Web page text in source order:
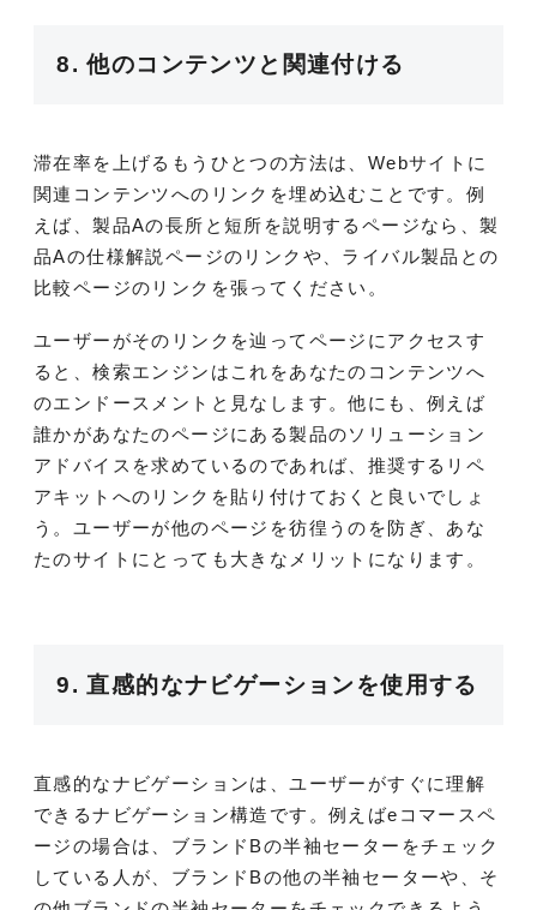
8. 他のコンテンツと関連付ける
滞在率を上げるもうひとつの方法は、 Webサイトに
関連コンテンツへのリンクを埋め込むことです。例
えば、製品Aの長所と短所を説明するページなら、製
品Aの仕様解説ページのリンクや、ライバル製品との
比較ページのリンクを張ってください。
ユーザーがそのリンクを辿ってページにアクセスす
ると、検索エンジンはこれをあなたのコンテンツへ
のエンドースメントと見なします。他にも、例えば
誰かがあなたのページにある製品のソリューション
アドバイスを求めているのであれば、推奨するリペ
アキットへのリンクを貼り付けておくと良いでしょ
う。ユーザーが他のページを彷徨うのを防ぎ、あな
たのサイトにとっても大きなメリットになります。
9. 直感的なナビゲーションを使用する
直感的なナビゲーションは、ユーザーがすぐに理解
できるナビゲーション構造です。例えばe コマースペ
ージの場合は、ブランドBの半袖セーターをチェック
している人が、ブランドBの他の半袖セーターや、そ